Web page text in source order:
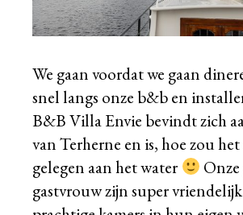
We gaan voordat we gaan
snel langs onze b&b en
B&B Villa Envie bevindt zich
van Terherne en is, hoe zou
gelegen aan het water
Onze
gastvrouw zijn super